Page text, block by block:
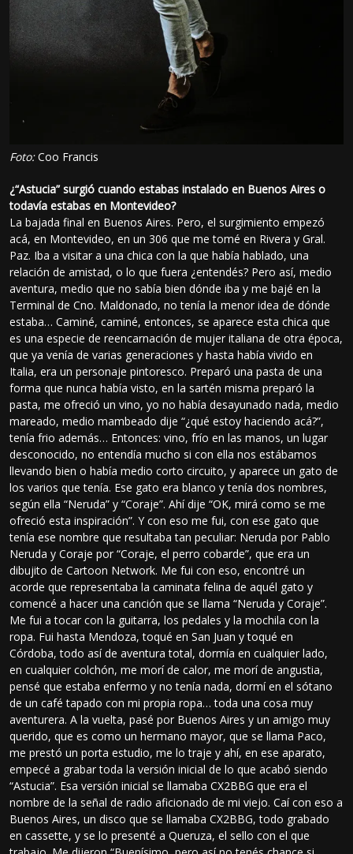
Foto:Coo Francis
¿“Astucia” surgió cuando estabas instalado en Buenos Aires o
todavía estabas en Montevideo?
La bajada final en Buenos Aires. Pero, el surgimiento empezó
acá, en Montevideo, en un 306 que me tomé en Rivera y Gral.
Paz. Iba a visitar a una chica con la que había hablado, una
relación de amistad, o lo que fuera ¿entendés? Pero así, medio
aventura, medio que no sabía bien dónde iba y me bajé en la
Terminal de Cno. Maldonado, no tenía la menor idea de dónde
estaba… Caminé, caminé, entonces, se aparece esta chica que
es una especie de reencarnación de mujer italiana de otra época,
que ya venía de varias generaciones y hasta había vivido en
Italia, era un personaje pintoresco. Preparó una pasta de una
forma que nunca había visto, en la sartén misma preparó la
pasta, me ofreció un vino, yo no había desayunado nada, medio
mareado, medio mambeado dije “¿qué estoy haciendo acá?”,
tenía frio además… Entonces: vino, frío en las manos, un lugar
desconocido, no entendía mucho si con ella nos estábamos
llevando bien o había medio corto circuito, y aparece un gato de
los varios que tenía. Ese gato era blanco y tenía dos nombres,
según ella “Neruda” y “Coraje”. Ahí dije “OK, mirá como se me
ofreció esta inspiración”. Y con eso me fui, con ese gato que
tenía ese nombre que resultaba tan peculiar: Neruda por Pablo
Neruda y Coraje por “Coraje, el perro cobarde”, que era un
dibujito de Cartoon Network. Me fui con eso, encontré un
acorde que representaba la caminata felina de aquél gato y
comencé a hacer una canción que se llama “Neruda y Coraje”.
Me fui a tocar con la guitarra, los pedales y la mochila con la
ropa. Fui hasta Mendoza, toqué en San Juan y toqué en
Córdoba, todo así de aventura total, dormía en cualquier lado,
en cualquier colchón, me morí de calor, me morí de angustia,
pensé que estaba enfermo y no tenía nada, dormí en el sótano
de un café tapado con mi propia ropa… toda una cosa muy
aventurera. A la vuelta, pasé por Buenos Aires y un amigo muy
querido, que es como un hermano mayor, que se llama Paco,
me prestó un porta estudio, me lo traje y ahí, en ese aparato,
empecé a grabar toda la versión inicial de lo que acabó siendo
“Astucia”. Esa versión inicial se llamaba CX2BBG que era el
nombre de la señal de radio aficionado de mi viejo. Caí con eso a
Buenos Aires, un disco que se llamaba CX2BBG, todo grabado
en cassette, y se lo presenté a Queruza, el sello con el que